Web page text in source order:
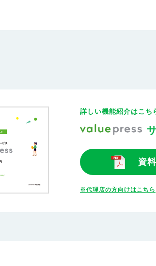
詳しい機能紹介はこち
資
※代理店の方向けはこちら